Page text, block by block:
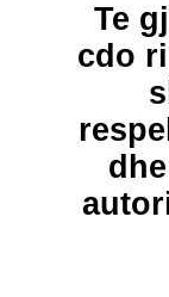
Te
cdo